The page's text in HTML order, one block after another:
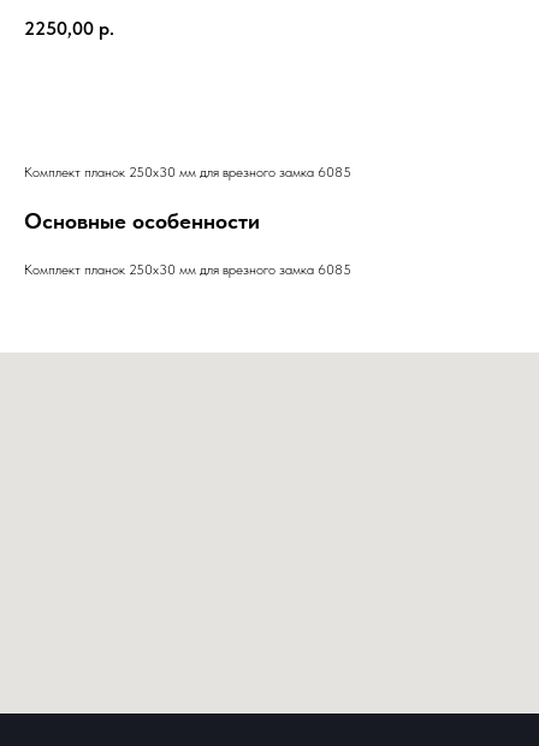
2250,00 р.
Комплект планок 250x30 мм для врезного замка 6085
Основные особенности
Комплект планок 250x30 мм для врезного замка 6085